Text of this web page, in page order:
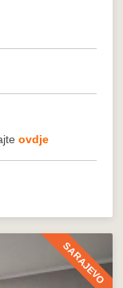
ovdje
SARAJEVO